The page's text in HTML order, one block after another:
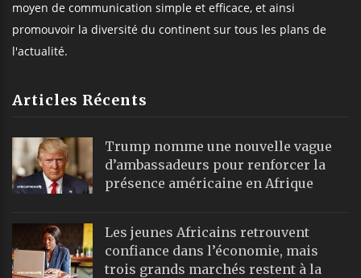
moyen de communication simple et efficace, et ainsi
promouvoir la diversité du continent sur tous les plans de
l'actualité.
Articles Récents
Trump nomme une nouvelle vague
d’ambassadeurs pour renforcer la
présence américaine en Afrique
Les jeunes Africains retrouvent
confiance dans l’économie, mais
trois grands marchés restent à la